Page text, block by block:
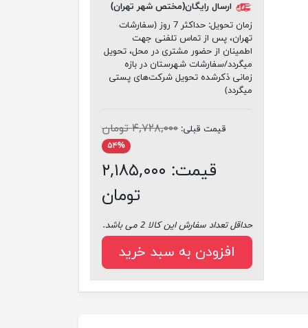
ارسال رایگان(مختص شهر تهران)
زمان تحویل:
حداکثر 7 روز (سفارشات
تهران، پس از تماس تلفنی جهت
اطمینان از حضور مشتری در محل، تحویل
میگردد/سفارشات شهرستان در بازه
زمانی ذکرشده تحویل شرکت‌های پستی
میگردد)
قیمت قبلی: ۴,۷۲۸,۰۰۰ تومان
۵۴%
قیمت: ۲,۱۸۵,۰۰۰
تومان
حداقل تعداد سفارش این کالا 2 می باشد.
افزودن به سبد خرید